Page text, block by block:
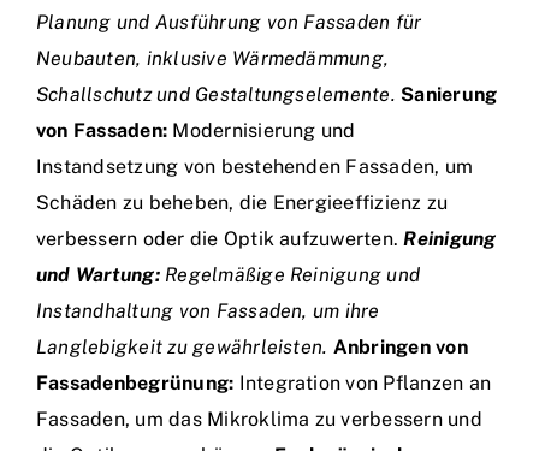
Planung und Ausführung von Fassaden für
Neubauten, inklusive Wärmedämmung,
Schallschutz und Gestaltungselemente. Sanierung
von Fassaden: Modernisierung und
Instandsetzung von bestehenden Fassaden, um
Schäden zu beheben, die Energieeffizienz zu
verbessern oder die Optik aufzuwerten.Reinigung
und Wartung:Regelmäßige Reinigung und
Instandhaltung von Fassaden, um ihre
Langlebigkeit zu gewährleisten. Anbringen von
Fassadenbegrünung: Integration von Pflanzen an
Fassaden, um das Mikroklima zu verbessern und